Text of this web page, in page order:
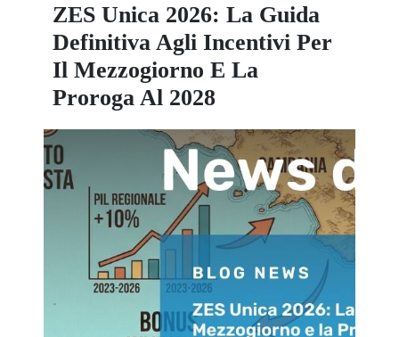
ZES Unica 2026: La Guida
Definitiva Agli Incentivi Per
Il Mezzogiorno E La
Proroga Al 2028